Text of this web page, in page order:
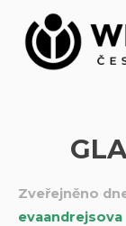
Přeskočit
obsah
Zveřejněno
evaandrejsova